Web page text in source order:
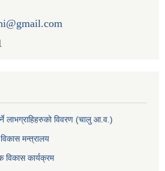
लाभग्राहिहरुको विवरण (चालु आ.व.)
मन्त्रालय
विकास कार्यक्रम